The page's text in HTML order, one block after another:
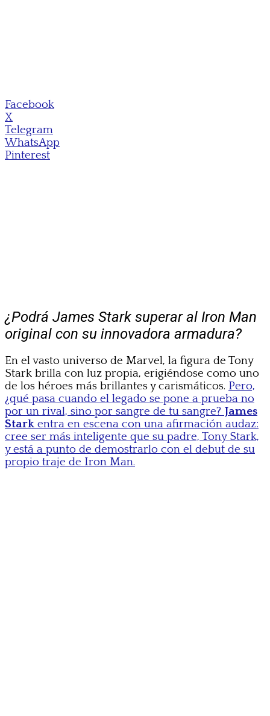
Facebook
X
Telegram
WhatsApp
Pinterest
¿Podrá James Stark superar al Iron Man
original con su innovadora armadura?
En el vasto universo de Marvel, la figura de Tony
Stark brilla con luz propia, erigiéndose como uno
de los héroes más brillantes y carismáticos. Pero,
¿qué pasa cuando el legado se pone a prueba no
por un rival, sino por sangre de tu sangre? James
Stark entra en escena con una afirmación audaz:
cree ser más inteligente que su padre, Tony Stark,
y está a punto de demostrarlo con el debut de su
propio traje de Iron Man.